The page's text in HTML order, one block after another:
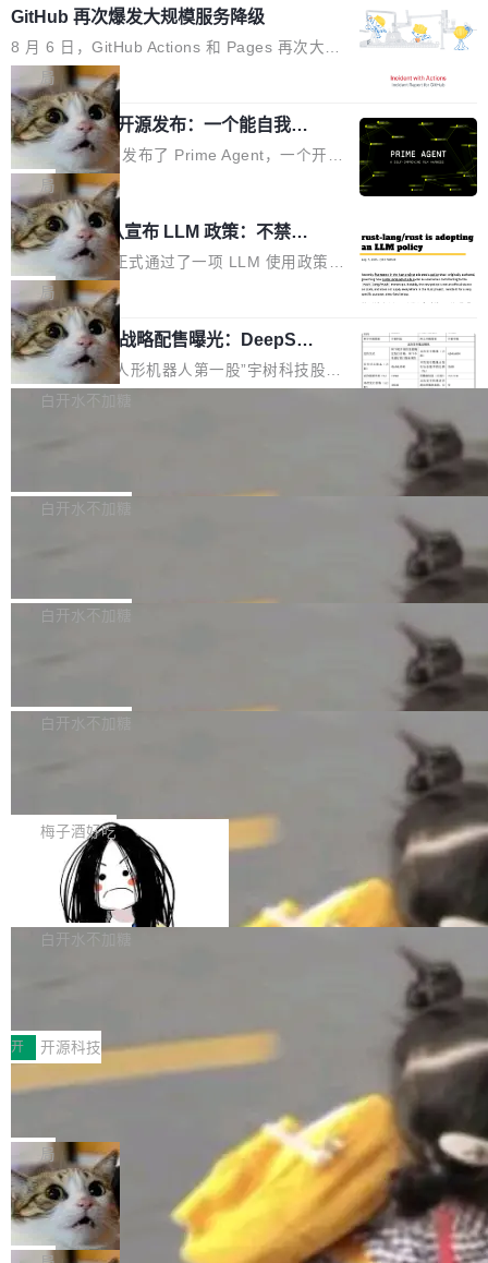
他引用的帖子来自 Mathew Shen，一位 ICLR 2
026 的读者：「看了篇 ...
理由很具体。FA 系列不需要解释，但 FA2 是他
认为最重要的一个——复杂度恰到好处，刚好能
驱动你去学 CuTe，但还没被那些"邪恶的" Hopp
er++ 优化所淹没，足够容易修改和适配。 更关
键的是 FA2 的持久性...
鸿蒙通过统一技术底座和分布式能力，为不同类
型智能设备的开发、连接与互联提供关键支撑，
也为产业链企业探索产品创新与商业增长打开新
的空间。 8月14日，开源鸿蒙智能硬件开发者日
（OHDD：OpenHarmony Hardware Develope
r Day）将在杭州启航。活动面向智能硬件产业
链企业和开发者，邀请行业专家与资深技术顾
问，围绕开源鸿蒙技术能力、设备适配、芯片适
配、功耗与稳定性调优、兼容性测评及统一互联
等内容展开系统讲解和实战交流，帮助企业进一
步了解开源鸿蒙在智能...
GitHub 再次爆发大规模服务降级
8 月 6 日，GitHub Actions 和 Pages 再次大规
模服务降级，Actions 完全不可用超过 5 小时，
webhook 停发，连自托管 runner 也因调度层故
障无法工作。Pages、Copilot code review、C
opilot coding agent 全部受影响。从检测到完全
恢复，大约 12 小时。 这是 2026 年 8 月的第六
起事故，其中四起与 AI/Copilot 服务相关。 Git
Hub 员工 kdaigle 在 HN 讨论中贴出了一组数
据：2025 年全年 10 亿次 commit。现在，每周
2.75 亿次，全年预计 140 亿次。GitHub...
局
Prime Agent 开源发布：一个能自我改
进的编程 Agent，ARC-AGI 3 超越人类
专家基线
Prime Intellect 发布了 Prime Agent，一个开源
的编程 Agent Harness，核心设计围绕两个抽
象：Recursive Language Model（RLM）和 C
ontinual Harness。在 ARC-AGI 3 基准测试
上，Prime Agent + Opus 5 的组合达到了 95.
5% RHAE Best@1，超过了 ARC 报告的人类专
家基线 95.4%。 不是又一个 coding agent 包装
器 Prime Agent 的架构和市面上大多数 coding
agent 有本质区别。大多数 agent harness 的设
计是基于早期模型的能力—...
局
Rust 项目团队宣布 LLM 政策：不禁
止，但你要承认哪些代码不是你写的
Rust 语言项目正式通过了一项 LLM 使用政策，
覆盖 rust-lang/rust 单一仓库的代码贡献。这不
是项目级别的官方立场，目前由五个团队采纳，
但它可能是主流开源项目中关于 AI 辅助贡献最
细致的一份规则。 政策的核心只有一句话：LLM
可以用来分析、提炼、审阅、建议，但不能用来
不得生成涉及安全性的关键变更，除非作者本身
局
宇树科技 IPO 战略配售曝光：DeepSe
ek 获配 93.3 万股，锁定 36 个月
8月6日晚间，“人形机器人第一股”宇树科技股份
有限公司披露IPO发行价格及战略配售结果，杭
36个月。 公告显示，本次宇树科技战略配售对
员工参与设立的专项资产管理计划。其中，Dee
获配9...
白开水不加糖
Bug fixes and enhancements 修复多次传递同
一个回归问题，该问题导致拉取镜像时会拒绝包
题，该问题可能导致在旧版 Linux 内核...
白开水不加糖
e 孵化器项目管理委员会（IPMC）投票中获得
P）！这一里程碑不仅标志着 Fluss 迈入新的发
白开水不加糖
长期停止内容更新，未能实现其作为“AI版维基百
提交的编辑请求也长期处于待处理状态。 Groki
pedia 于去年底上线，定位为由人工智能生成内
容的百科平台，被马斯克视为传统众包百科网站
维基百科的替代方案。Lawfare 调查发现，无论
热门页面还是低关注度页面，均未出现近期更
白开水不加糖
是这样的：配 MessageSource 的 Bean、写 R
eloadableResourceBundleMessageSource、
声明 LocaleResolver、注册 LocaleChangeInt
erceptor…五六步之后才能看到第一行翻译文
本。 Solon 换了个方式。整个 i18n 模块围绕三
梅子酒好吃
Apache Doris 4.1 全面增强 Iceberg：
支持 UPDATE、MERGE INTO 与 Iceb
erg V3
Apache Doris 4.1 要补齐的，正是缺失的那一
半。在已有查询能力的基础上，Doris 进一步支
常维护操作，并完整支持 Iceberg V3 格式。
白开水不加糖
村国家自主创新示范区会议中心开幕。本届大会
由中关村智联软件服务业质量创新联盟主办，以
“智构可信·质创未来——AI原生时代的质量新范
式”为主题，直面AI从实验室走向规模化产业落地
的核心质量命题。会上，《2026智能研发生产力
工具选型手册》发布，Testin云测的Testin XAge
nt智能测试系统入选AI测试领域代表产品。对CI
O而言，这提示了一个转变：AI测试正在从效率
工具升级为企业的质量基础设施。 CIO面对的新
开 开源科技
让非法状态不可表示：一篇关于 ADT
有一种东西，一旦用过就回不去了。Alex Fedos
eev 管它叫"软件设计的基石"。 他说的东西不新
鲜——代数数据类型（ADT），尤其是和类型
（sum type）。但他说清楚了一件事：这不是类
型系统的学术体操，是日常编码的思维方式。 文
章从一个简单的例子切入。一个网站的深色主题
局
Cloudflare 开源内部企业 AI 平台 Clou
dflare OS
Cloudflare 发布了一个开源项目 Cloudflare O
S。如果你只看官方博客，你会觉得这是又一